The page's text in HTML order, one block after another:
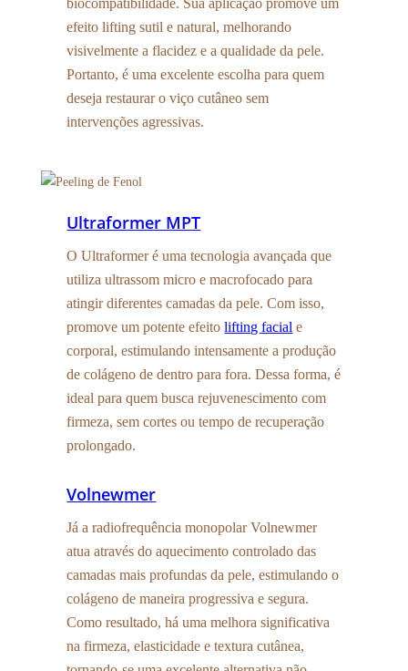
biocompatibilidade. Sua aplicação promove um
efeito lifting sutil e natural, melhorando
visivelmente a flacidez e a qualidade da pele.
Portanto, é uma excelente escolha para quem
deseja restaurar o viço cutâneo sem
intervenções agressivas.
Ultraformer MPT
O Ultraformer é uma tecnologia avançada que
utiliza ultrassom micro e macrofocado para
atingir diferentes camadas da pele. Com isso,
promove um potente efeitolifting facial e
corporal, estimulando intensamente a produção
de colágeno de dentro para fora. Dessa forma, é
ideal para quem busca rejuvenescimento com
firmeza, sem cortes ou tempo de recuperação
prolongado.
Volnewmer
Já a radiofrequência monopolar Volnewmer
atua através do aquecimento controlado das
camadas mais profundas da pele, estimulando o
colágeno de maneira progressiva e segura.
Como resultado, há uma melhora significativa
na firmeza, elasticidade e textura cutânea,